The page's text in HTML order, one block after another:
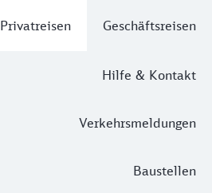
Privatreisen Geschäftsreisen
Hilfe & Kontakt
Verkehrsmeldungen
Baustellen